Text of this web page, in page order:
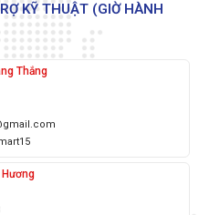
KỸ THUẬT (GIỜ HÀNH
Thắng